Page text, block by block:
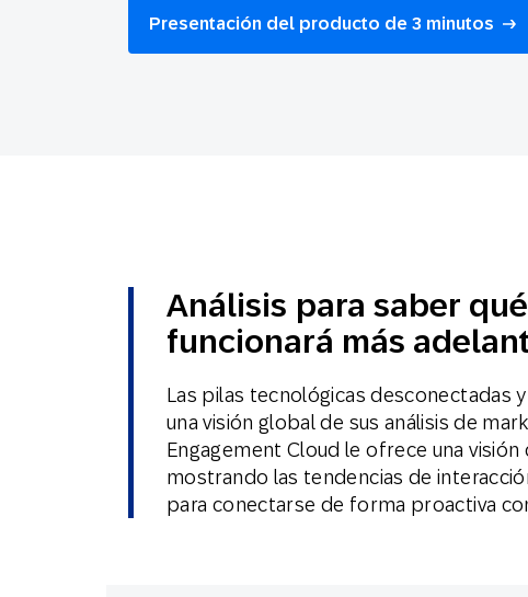
Email
Presentación del producto de 3 minutos
Análisis para saber
funcionará más
Las pilas tecnológicas desconectadas
una visión global de sus análisis de
Engagement Cloud le ofrece una
mostrando las tendencias de
para conectarse de forma proactiva